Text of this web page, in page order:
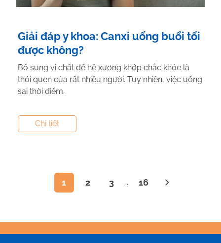
Giải đáp y khoa: Canxi uống buổi tối
được không?
Bổ sung vi chất để hệ xương khớp chắc khỏe là
thói quen của rất nhiều người. Tuy nhiên, việc uống
sai thời điểm.
Sĩ Vũ Thị Hậu
Chi tiết
1 2 3 ... 16